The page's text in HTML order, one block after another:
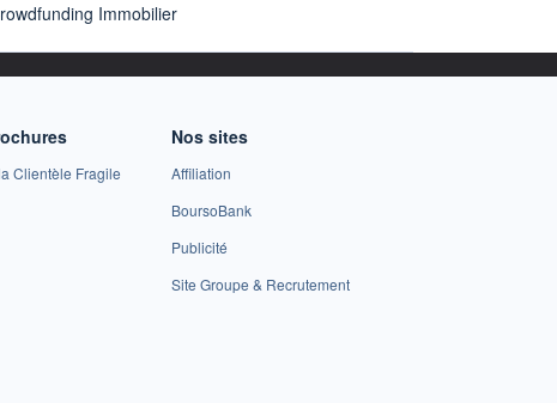
Immobilier
Clientèle Fragile
Nos sites
Affiliation
BoursoBank
Publicité
Site Groupe & Recrutement